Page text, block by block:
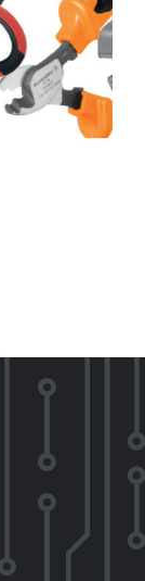
MÁS con